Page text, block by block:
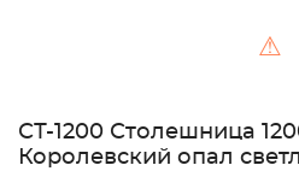
⚠
СТ-1200 Столешница
Королевский опал